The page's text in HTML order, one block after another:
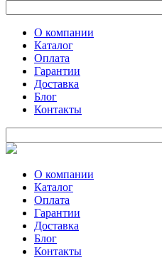
О компании
Каталог
Оплата
Гарантии
Доставка
Блог
Контакты
О компании
Каталог
Оплата
Гарантии
Доставка
Блог
Контакты